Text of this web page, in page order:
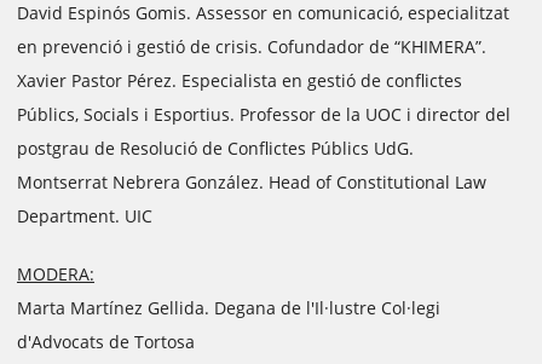
David Espinós Gomis. Assessor en comunicació, especialitzat
en prevenció i gestió de crisis. Cofundador de “KHIMERA”.
Xavier Pastor Pérez. Especialista en gestió de conflictes
Públics, Socials i Esportius. Professor de la UOC i director del
postgrau de Resolució de Conflictes Públics UdG.
Montserrat Nebrera González. Head of Constitutional Law
Department. UIC
MODERA:
Marta Martínez Gellida. Degana de l'Il·lustre Col·legi
d'Advocats de Tortosa